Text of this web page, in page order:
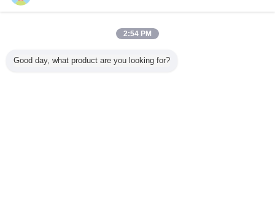
Spare Part Murata Vortex Spinning 86C-110-064 GAUGE(PR)
2:54 PM
Good day, what product are you looking for?